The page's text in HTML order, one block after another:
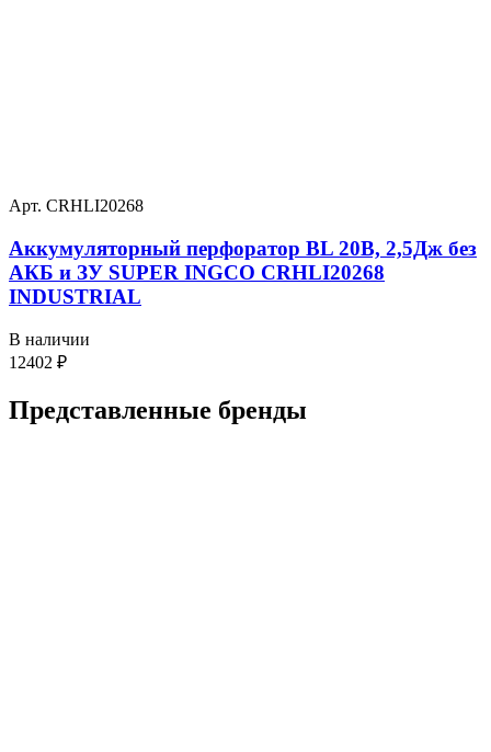
Арт. CRHLI20268
Аккумуляторный перфоратор BL 20В, 2,5Дж без
АКБ и ЗУ SUPER INGCO CRHLI20268
INDUSTRIAL
В наличии
12402 ₽
Представленные бренды